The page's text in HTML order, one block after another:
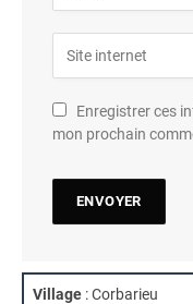
Enregistrer ces
mon prochain
Village : Corbarieu